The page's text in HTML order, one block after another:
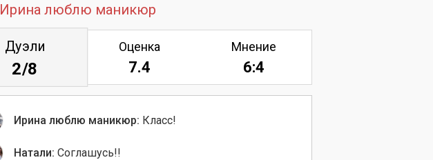
Ирина люблю маникюр
Дуэли
2/8
Оценка
7.4
Мнение
6:4
Ирина люблю маникюр: Класс!
Натали: Соглашусь!!